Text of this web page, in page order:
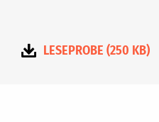
LESEPROBE (250 KB)